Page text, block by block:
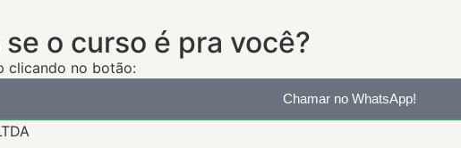
o curso é pra você?
clicando no botão:
Chamar no WhatsApp!